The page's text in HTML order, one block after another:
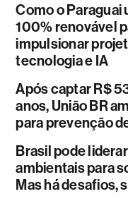
Como o Paraguai
100% renovável
impulsionar
tecnologia e IA
Após captar R$
anos, União BR
para prevenção
Brasil pode
ambientais para
Mas há desafios,